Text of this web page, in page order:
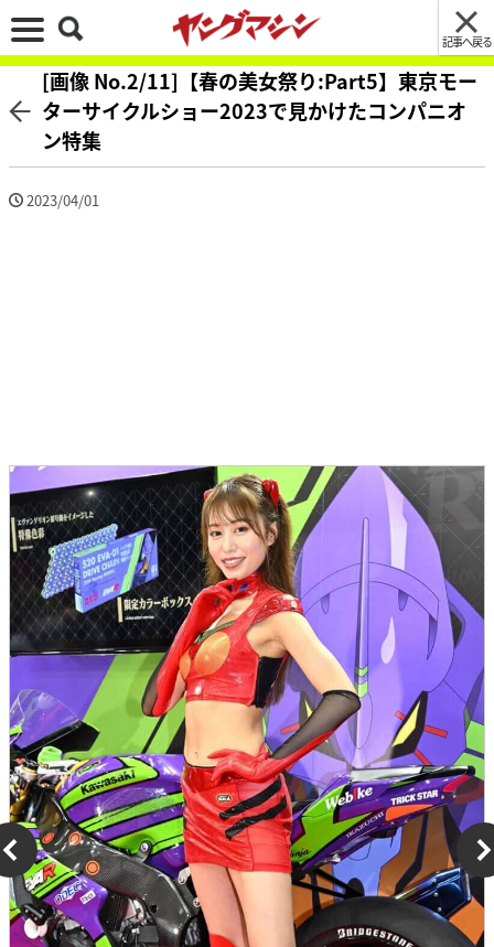
記事へ戻る
[画像 No.2/11]【春の美女祭り:Part5】東京モー
ターサイクルショー2023で見かけたコンパニオ
ン特集
2023/04/01